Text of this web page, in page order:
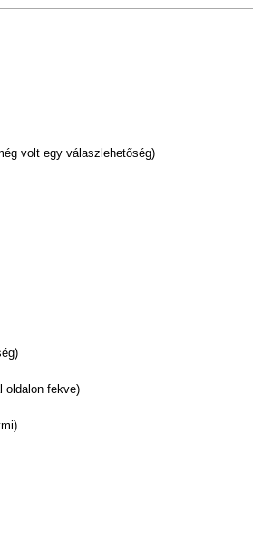
volt egy válaszlehetőség)
oldalon fekve)